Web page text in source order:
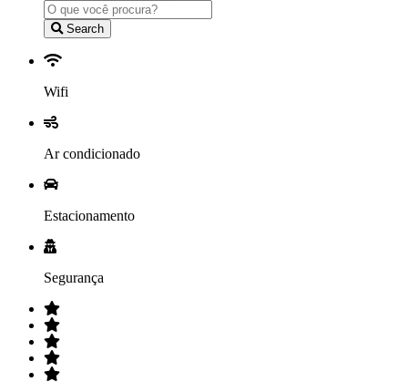
Search
Wifi
Ar condicionado
Estacionamento
Segurança